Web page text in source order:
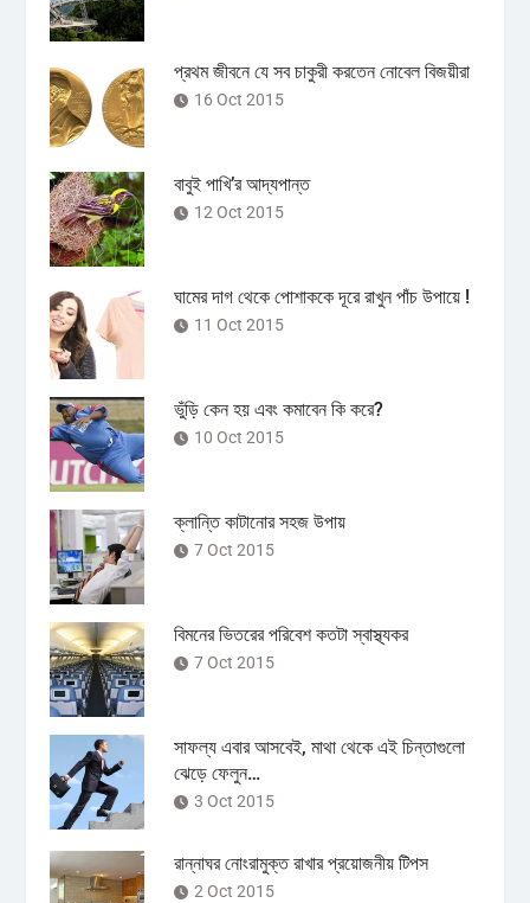
প্রথম জীবনে যে সব চাকুরী করতেন নোবেল বিজয়ীরা
16 Oct 2015
বাবুই পাখি’র আদ্যপান্ত
12 Oct 2015
ঘামের দাগ থেকে পোশাককে দূরে রাখুন পাঁচ উপায়ে !
11 Oct 2015
ভুঁড়ি কেন হয় এবং কমাবেন কি করে?
10 Oct 2015
ক্লান্তি কাটানোর সহজ উপায়
7 Oct 2015
বিমনের ভিতরের পরিবেশ কতটা স্বাস্থ্যকর
7 Oct 2015
সাফল্য এবার আসবেই, মাথা থেকে এই চিন্তাগুলো
ঝেড়ে ফেলুন…
3 Oct 2015
রান্নাঘর নোংরামুক্ত রাখার প্রয়োজনীয় টিপস
2 Oct 2015